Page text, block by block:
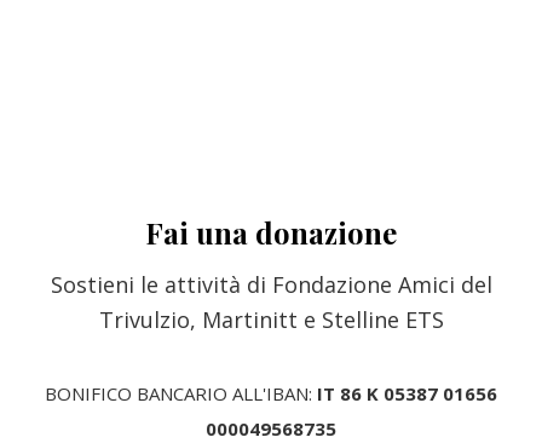
Fai una donazione
Sostieni le attività di Fondazione Amici del
Trivulzio, Martinitt e Stelline ETS
BONIFICO BANCARIO ALL'IBAN: IT 86 K 05387 01656
000049568735